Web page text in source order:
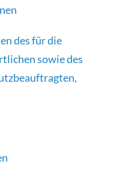
des für die
sowie des